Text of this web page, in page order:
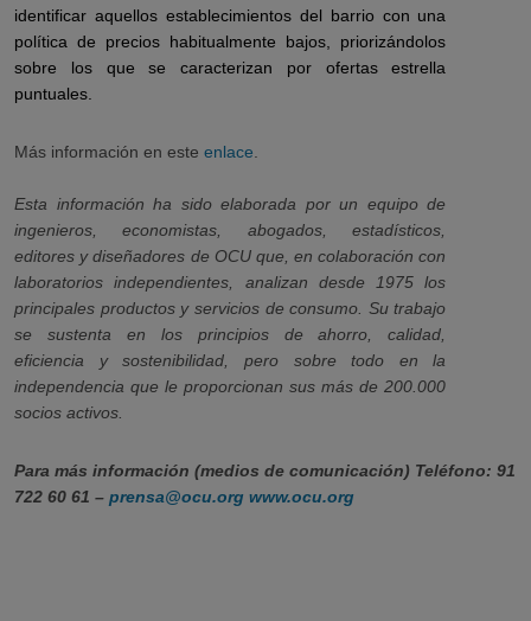
identificar aquellos establecimientos del barrio con una
política de precios habitualmente bajos, priorizándolos
sobre los que se caracterizan por ofertas estrella
puntuales.
Más información en este enlace
Esta información ha sido elaborada por un equipo de
ingenieros, economistas, abogados, estadísticos,
editores y diseñadores de OCU que, en colaboración con
laboratorios independientes, analizan desde 1975 los
principales productos y servicios de consumo. Su trabajo
se sustenta en los principios de ahorro, calidad,
eficiencia y sostenibilidad, pero sobre todo en la
independencia que le proporcionan sus más de 200.000
socios activos.
Para más información (medios de comunicación) Teléfono: 91
722 60 61 – prensa@ocu.org www.ocu.org